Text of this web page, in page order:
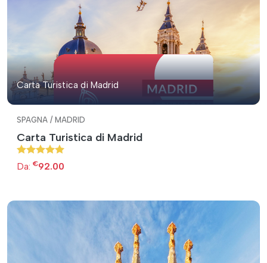
Carta Turistica di Madrid
SPAGNA / MADRID
Carta Turistica di Madrid
Da: €92.00